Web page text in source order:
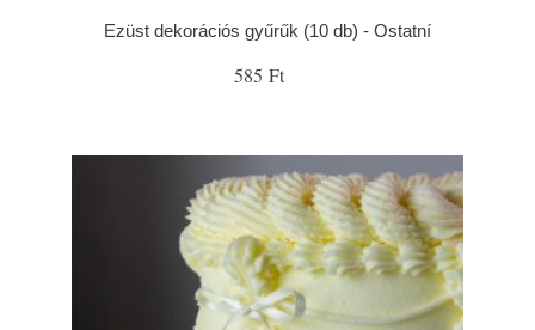
Ezüst dekorációs gyűrűk (10 db) - Ostatní
585 Ft